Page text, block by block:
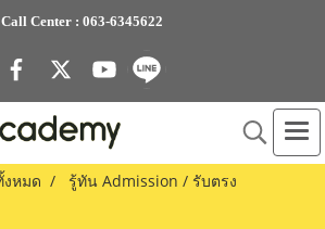
Call Center : 063-6345622
หมด
รู้ทัน Admission / รับตรง